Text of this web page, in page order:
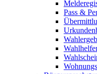
Pass &